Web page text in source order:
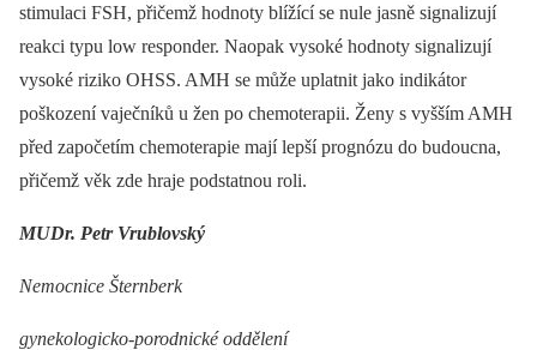
stimulaci FSH, přičemž hodnoty blížící se nule jasně signalizují
reakci typu low responder. Naopak vysoké hodnoty signalizují
vysoké riziko OHSS. AMH se může uplatnit jako indikátor
poškození vaječníků u žen po chemoterapii. Ženy s vyšším AMH
před započetím chemoterapie mají lepší prognózu do budoucna,
přičemž věk zde hraje podstatnou roli.
MUDr. Petr Vrublovský
Nemocnice Šternberk
gynekologicko-porodnické oddělení